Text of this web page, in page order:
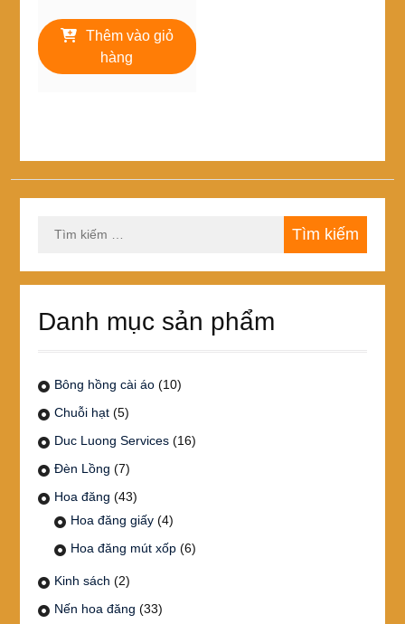
là:
125,000₫.
tại
98,000₫.
Thêm vào giỏ
hàng
kiếm
Danh mục sản phẩm
Bông hồng cài áo (10)
Chuỗi hạt (5)
Duc Luong Services (16)
Đèn Lồng (7)
Hoa đăng (43)
Hoa đăng giấy (4)
Hoa đăng mút xốp (6)
Kinh sách (2)
Nến hoa đăng (33)